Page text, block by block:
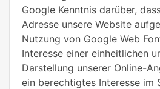
Google Kenntnis darüber,
Adresse unsere Website
Nutzung von Google Web
Interesse einer einheitlichen
Darstellung unserer Online-
ein berechtigtes Interesse im